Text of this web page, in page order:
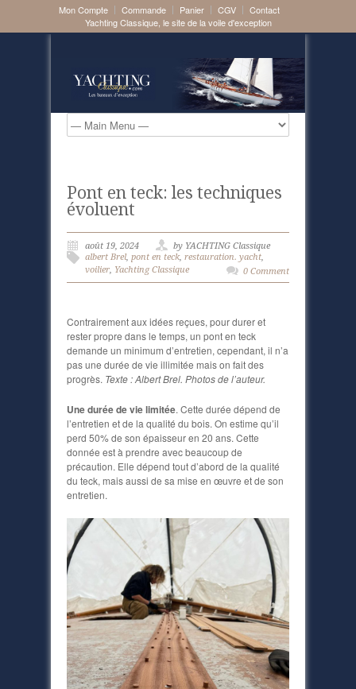
Mon Compte Commande Panier CGV
Contact
Yachting Classique, le site de la voile d'exception
Pont en teck: les techniques
évoluent
août 19, 2024
by YACHTING Classique
albert Brel, pont en teck, restauration. yacht,
voilier, Yachting Classique 0 Comment
Contrairement aux idées reçues, pour durer et
rester propre dans le temps, un pont en teck
demande un minimum d’entretien, cependant, il n’a
pas une durée de vie illimitée mais on fait des
progrès. Texte : Albert Brel. Photos de l’auteur.
Une durée de vie limitée. Cette durée dépend de
l’entretien et de la qualité du bois. On estime qu’il
perd 50% de son épaisseur en 20 ans. Cette
donnée est à prendre avec beaucoup de
précaution. Elle dépend tout d’abord de la qualité
du teck, mais aussi de sa mise en œuvre et de son
entretien.